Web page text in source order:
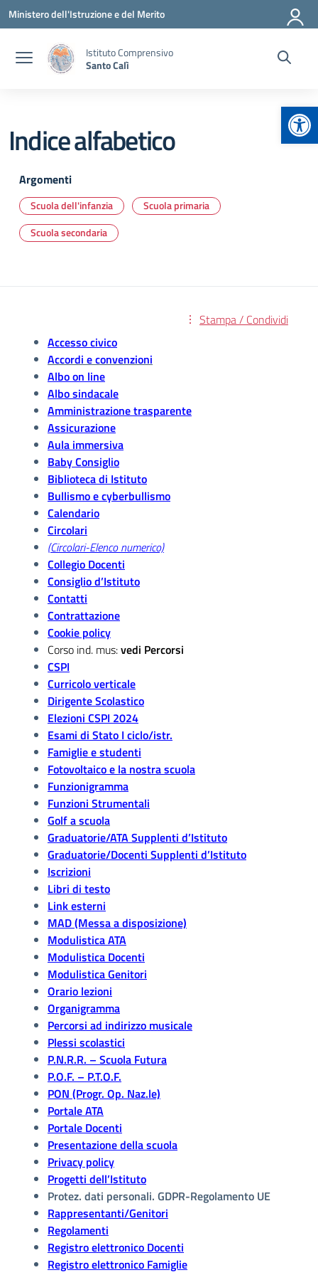
Vai ai contenuti
Vai al menu di navigazione
Vai al footer
Ministero dell'Istruzione e del Merito
Istituto Comprensivo
Santo Calì
Indice alfabetico
Argomenti
Scuola dell'infanzia
Scuola primaria
Scuola secondaria
Stampa / Condividi
Accesso civico
Accordi e convenzioni
Albo on line
Albo sindacale
Amministrazione trasparente
Assicurazione
Aula immersiva
Baby Consiglio
Biblioteca di Istituto
Bullismo e cyberbullismo
Calendario
Circolari
(Circolari-Elenco numerico)
Collegio Docenti
Consiglio d’Istituto
Contatti
Contrattazione
Cookie policy
Corso ind. mus:vedi Percorsi
CSPI
Curricolo verticale
Dirigente Scolastico
Elezioni CSPI 2024
Esami di Stato I ciclo/istr.
Famiglie e studenti
Fotovoltaico e la nostra scuola
Funzionigramma
Funzioni Strumentali
Golf a scuola
Graduatorie/ATA Supplenti d’Istituto
Graduatorie/Docenti Supplenti d’Istituto
Iscrizioni
Libri di testo
Link esterni
MAD (Messa a disposizione)
Modulistica ATA
Modulistica Docenti
Modulistica Genitori
Orario lezioni
Organigramma
Percorsi ad indirizzo musicale
Plessi scolastici
P.N.R.R. – Scuola Futura
P.O.F. – P.T.O.F.
PON (Progr. Op. Naz.le)
Portale ATA
Portale Docenti
Presentazione della scuola
Privacy policy
Progetti dell’Istituto
Protez. dati personali. GDPR-Regolamento UE
Rappresentanti/Genitori
Regolamenti
Registro elettronico Docenti
Registro elettronico Famiglie